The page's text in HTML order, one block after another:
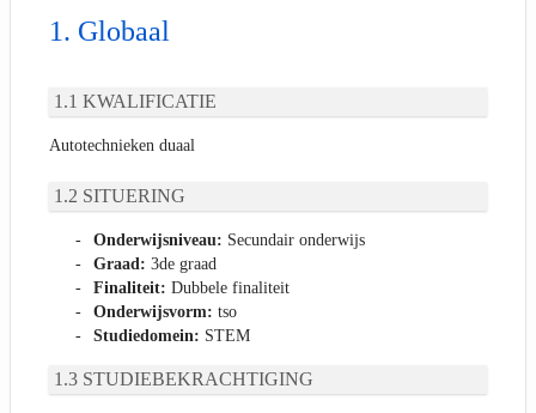
Globaal
KWALIFICATIE
Autotechnieken duaal
SITUERING
Onderwijsniveau: Secundair onderwijs
Graad: 3de graad
Finaliteit: Dubbele finaliteit
Onderwijsvorm: tso
Studiedomein: STEM
STUDIEBEKRACHTIGING